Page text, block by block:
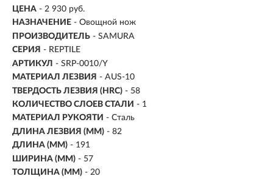
ЦЕНА - 2 930 руб.
НАЗНАЧЕНИЕ - Овощной нож
ПРОИЗВОДИТЕЛЬ - SAMURA
СЕРИЯ - REPTILE
АРТИКУЛ - SRP-0010/Y
МАТЕРИАЛ ЛЕЗВИЯ - AUS-10
ТВЕРДОСТЬ ЛЕЗВИЯ (HRC) - 58
КОЛИЧЕСТВО СЛОЕВ СТАЛИ - 1
МАТЕРИАЛ РУКОЯТИ - Сталь
ДЛИНА ЛЕЗВИЯ (ММ) - 82
ДЛИНА (ММ) - 191
ШИРИНА (ММ) - 57
ТОЛЩИНА (ММ) - 20